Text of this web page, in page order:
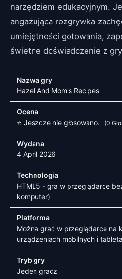
narzędziem edukacyjnym.
angażująca rozgrywka
umiejętności gotowania,
świetne doświadczenie z
Nazwa gry
Hazel And Mom's Recipes
Ocena
⭐ Jeszcze nie głosowano.
(0
Wydana
4 April 2026
Technologia
HTML5 - gra w przeglądarce
komputer)
Platforma
Można grać w przeglądarce na
urządzeniach mobilnych i
Tryb gry
Jeden gracz